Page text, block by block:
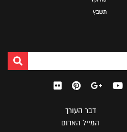
תשבץ
דבר העורך
המייל האדום